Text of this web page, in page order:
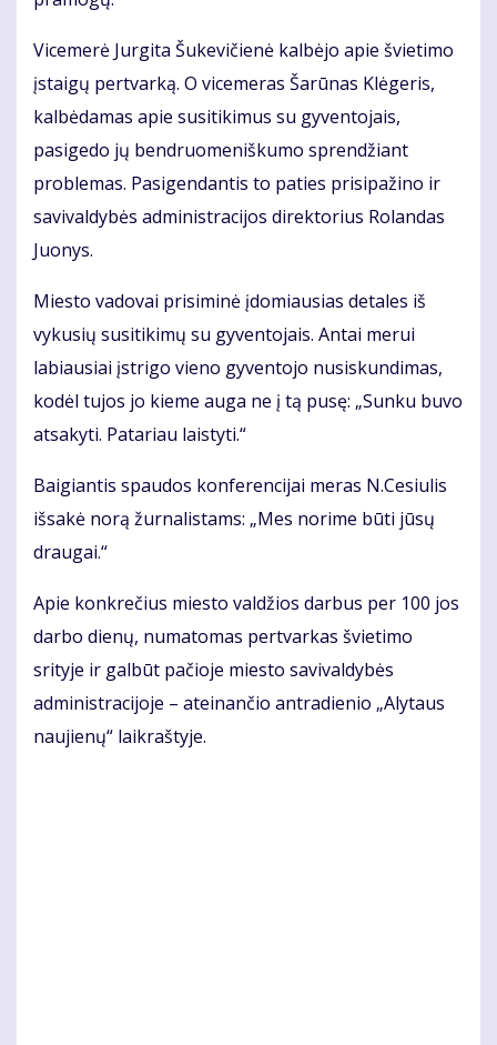
Vicemerė Jurgita Šukevičienė kalbėjo apie švietimo
įstaigų pertvarką. O vicemeras Šarūnas Klėgeris,
kalbėdamas apie susitikimus su gyventojais,
pasigedo jų bendruomeniškumo sprendžiant
problemas. Pasigendantis to paties prisipažino ir
savivaldybės administracijos direktorius Rolandas
Juonys.
Miesto vadovai prisiminė įdomiausias detales iš
vykusių susitikimų su gyventojais. Antai merui
labiausiai įstrigo vieno gyventojo nusiskundimas,
kodėl tujos jo kieme auga ne į tą pusę: „Sunku buvo
atsakyti. Patariau laistyti.“
Baigiantis spaudos konferencijai meras N.Cesiulis
išsakė norą žurnalistams: „Mes norime būti jūsų
draugai.“
Apie konkrečius miesto valdžios darbus per 100 jos
darbo dienų, numatomas pertvarkas švietimo
srityje ir galbūt pačioje miesto savivaldybės
administracijoje – ateinančio antradienio „Alytaus
naujienų“ laikraštyje.